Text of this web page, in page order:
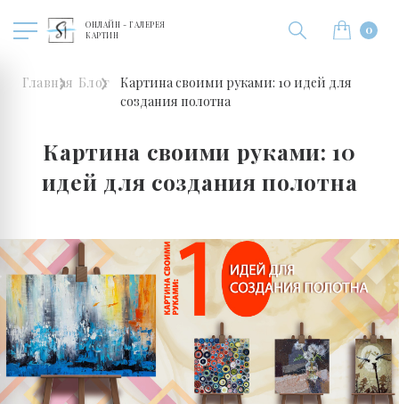
ОНЛАЙН - ГАЛЕРЕЯ
КАРТИН
0
Главная Блог
Картина своими руками: 10 идей для
создания полотна
Картина своими руками: 10
идей для создания полотна